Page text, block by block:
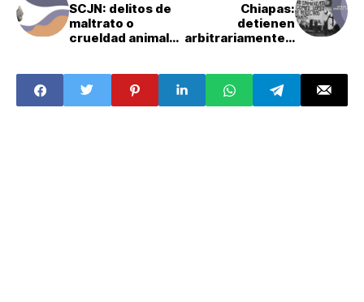
SCJN: delitos de
maltrato o
crueldad animal
Chiapas:
detienen
arbitrariamente a
de derechos
humanos